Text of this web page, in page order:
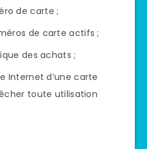
de carte ;
de carte actifs ;
des achats ;
Internet d’une carte
toute utilisation